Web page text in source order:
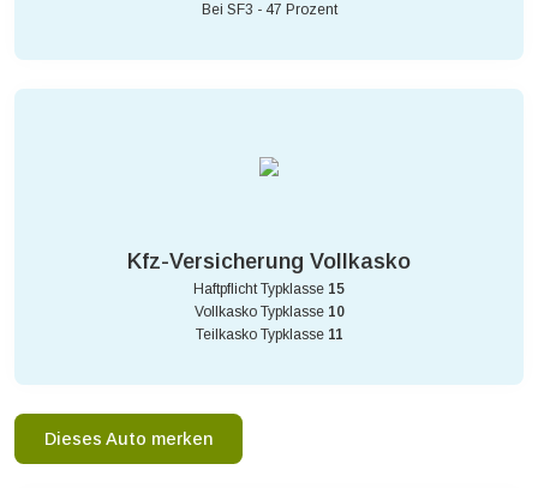
Bei SF3 - 47 Prozent
Kfz-Versicherung Vollkasko
Haftpflicht Typklasse 15
Vollkasko Typklasse 10
Teilkasko Typklasse 11
Dieses Auto merken